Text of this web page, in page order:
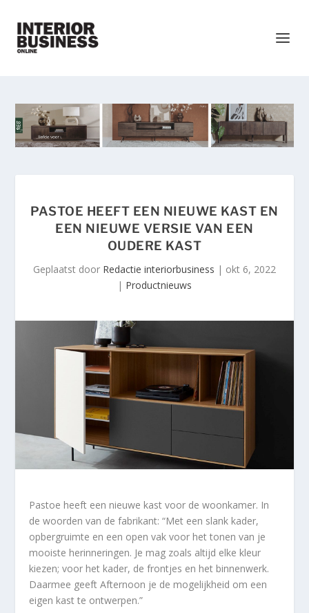
PASTOE HEEFT EEN NIEUWE KAST EN
EEN NIEUWE VERSIE VAN EEN
OUDERE KAST
Geplaatst door Redactie interiorbusiness | okt 6, 2022
| Productnieuws
Pastoe heeft een nieuwe kast voor de woonkamer. In
de woorden van de fabrikant: “Met een slank kader,
opbergruimte en een open vak voor het tonen van je
mooiste herinneringen. Je mag zoals altijd elke kleur
kiezen; voor het kader, de frontjes en het binnenwerk.
Daarmee geeft Afternoon je de mogelijkheid om een
eigen kast te ontwerpen.”